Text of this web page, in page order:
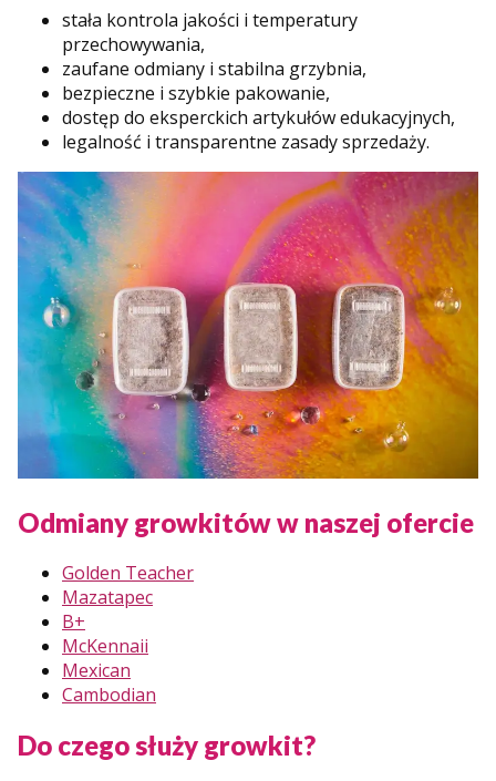
stała kontrola jakości i temperatury
przechowywania,
zaufane odmiany i stabilna grzybnia,
bezpieczne i szybkie pakowanie,
dostęp do eksperckich artykułów edukacyjnych,
legalność i transparentne zasady sprzedaży.
Odmiany growkitów w naszej ofercie
Golden Teacher
Mazatapec
B+
McKennaii
Mexican
Cambodian
Do czego służy growkit?